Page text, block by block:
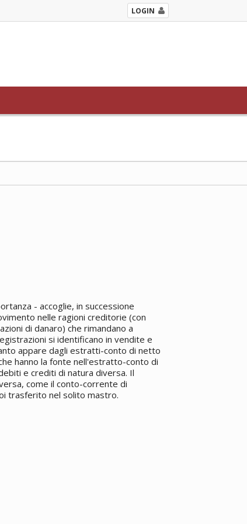
LOGIN
- accoglie, in successione
nelle ragioni creditorie (con
di danaro) che rimandano a
si identificano in vendite e
appare dagli estratti-conto di netto
hanno la fonte nell'estratto-conto di
e crediti di natura diversa. Il
come il conto-corrente di
trasferito nel solito mastro.